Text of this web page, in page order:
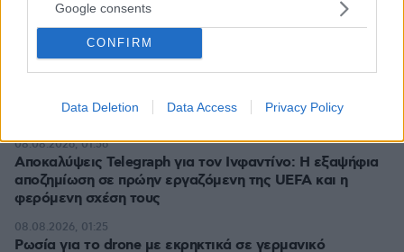
Google consents
CONFIRM
Data Deletion Data Access Privacy Policy
Ο Τραμπ προσφεύγει στο Ανώτατο Δικαστήριο: «Εθνική
ντροπή» το μπλόκο στην αίθουσα χορού του Λευκού
Ορκίστηκε πρόεδρος της Κολομβίας ο Αμπελάρδο ντε
λα Εσπριέγια, δείτε βίντεο
Αποκαλύψεις Telegraph για τον Ινφαντίνο: Η εξαψήφια
αποζημίωση σε πρώην εργαζόμενη της UEFA και η
φερόμενη σχέση τους
08.08.2026, 01:56
Ρωσία για το drone με εκρηκτικά σε γερμανικό
08.08.2026, 01:25